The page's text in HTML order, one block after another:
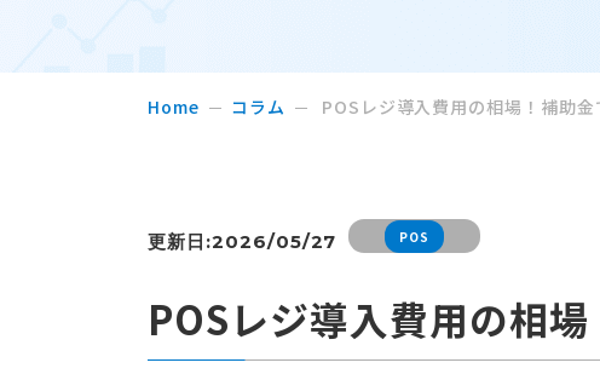
Home コラム POSレジ導入費用の相場！補助
更新日:2026/05/27 POS
POSレジ導入費用の相